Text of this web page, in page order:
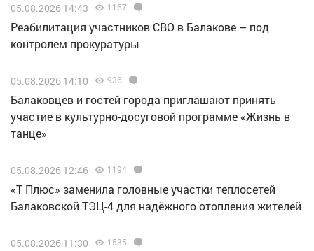
05.08.2026 14:43 1167
Реабилитация участников СВО в Балакове – под
контролем прокуратуры
05.08.2026 14:10 936
Балаковцев и гостей города приглашают принять
участие в культурно-досуговой программе «Жизнь в
танце»
05.08.2026 12:46 1194
«Т Плюс» заменила головные участки теплосетей
Балаковской ТЭЦ-4 для надёжного отопления жителей
05.08.2026 11:30 1535